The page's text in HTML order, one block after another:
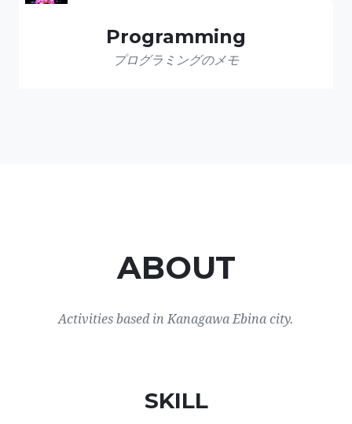
Programming
プログラミングのメモ
ABOUT
Activities based in Kanagawa Ebina city.
SKILL